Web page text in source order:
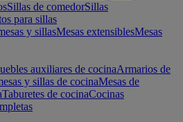
Sillas de comedorSillas
para sillas
y sillasMesas extensiblesMesas
auxiliares de cocinaArmarios de
y sillas de cocinaMesas de
Taburetes de cocinaCocinas